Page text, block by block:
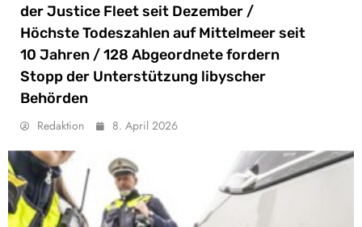
der Justice Fleet seit Dezember /
Höchste Todeszahlen auf Mittelmeer seit
10 Jahren / 128 Abgeordnete fordern
Stopp der Unterstützung libyscher
Behörden
Redaktion 8. April 2026